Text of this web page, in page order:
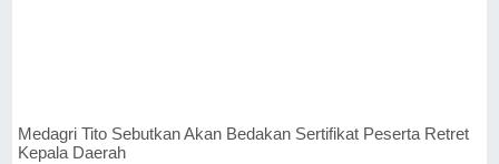
Medagri Tito Sebutkan Akan Bedakan Sertifikat Peserta Retret
Kepala Daerah